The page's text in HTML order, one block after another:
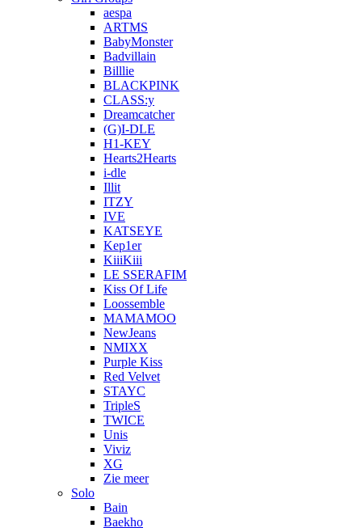
aespa
ARTMS
BabyMonster
Badvillain
Billlie
BLACKPINK
CLASS:y
Dreamcatcher
(G)I-DLE
H1-KEY
Hearts2Hearts
i-dle
Illit
ITZY
IVE
KATSEYE
Kep1er
KiiiKiii
LE SSERAFIM
Kiss Of Life
Loossemble
MAMAMOO
NewJeans
NMIXX
Purple Kiss
Red Velvet
STAYC
TripleS
TWICE
Unis
Viviz
XG
Zie meer
Solo
Bain
Baekho